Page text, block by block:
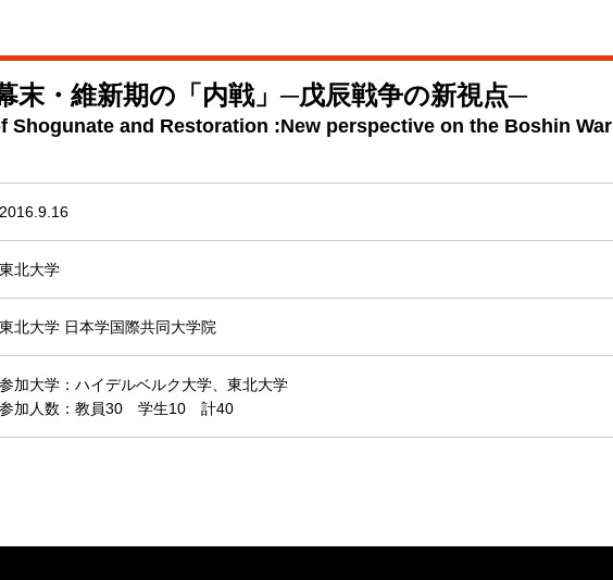
・維新期の「内戦」─戊辰戦争の新視点─
Shogunate and Restoration :New perspective on the Boshin War
2016.9.16
東北大学
東北大学 日本学国際共同大学院
参加大学：ハイデルベルク大学、東北大学
参加人数：教員30 学生10 計40